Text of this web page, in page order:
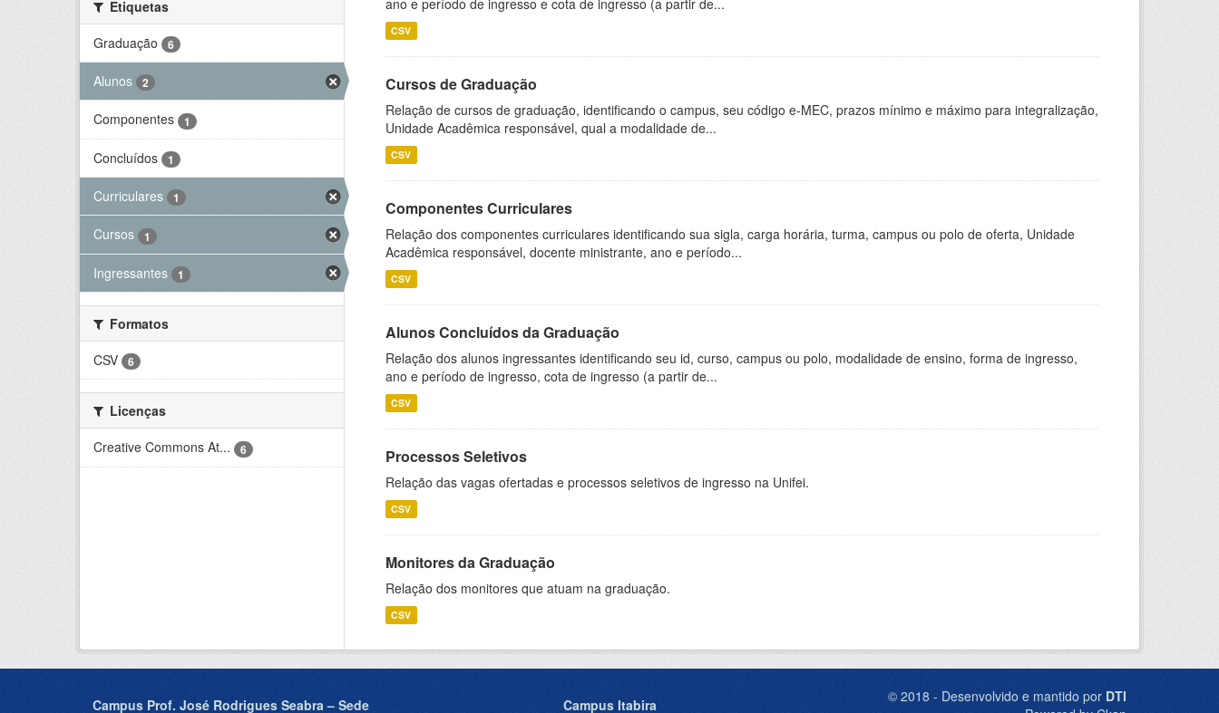
Etiquetas
Graduação
6
Alunos 2
Componentes 1
Concluídos 1
Curriculares 1
Cursos 1
Ingressantes 1
Formatos
CSV
6
Licenças
Creative Commons At...
6
ano e período de ingresso e cota de ingresso (a partir de...
CSV
Cursos de Graduação
Relação de cursos de graduação, identificando o campus, seu código e-MEC, prazos mínimo e máximo para integralização,
Unidade Acadêmica responsável, qual a modalidade de...
CSV
Componentes Curriculares
Relação dos componentes curriculares identificando sua sigla, carga horária, turma, campus ou polo de oferta, Unidade
Acadêmica responsável, docente ministrante, ano e período...
CSV
Alunos Concluídos da Graduação
Relação dos alunos ingressantes identificando seu id, curso, campus ou polo, modalidade de ensino, forma de ingresso,
ano e período de ingresso, cota de ingresso (a partir de...
CSV
Processos Seletivos
Relação das vagas ofertadas e processos seletivos de ingresso na Unifei.
CSV
Monitores da Graduação
Relação dos monitores que atuam na graduação.
CSV
Campus Prof. José Rodrigues Seabra – Sede Campus Itabira © 2018 - Desenvolvido e mantido por DTI